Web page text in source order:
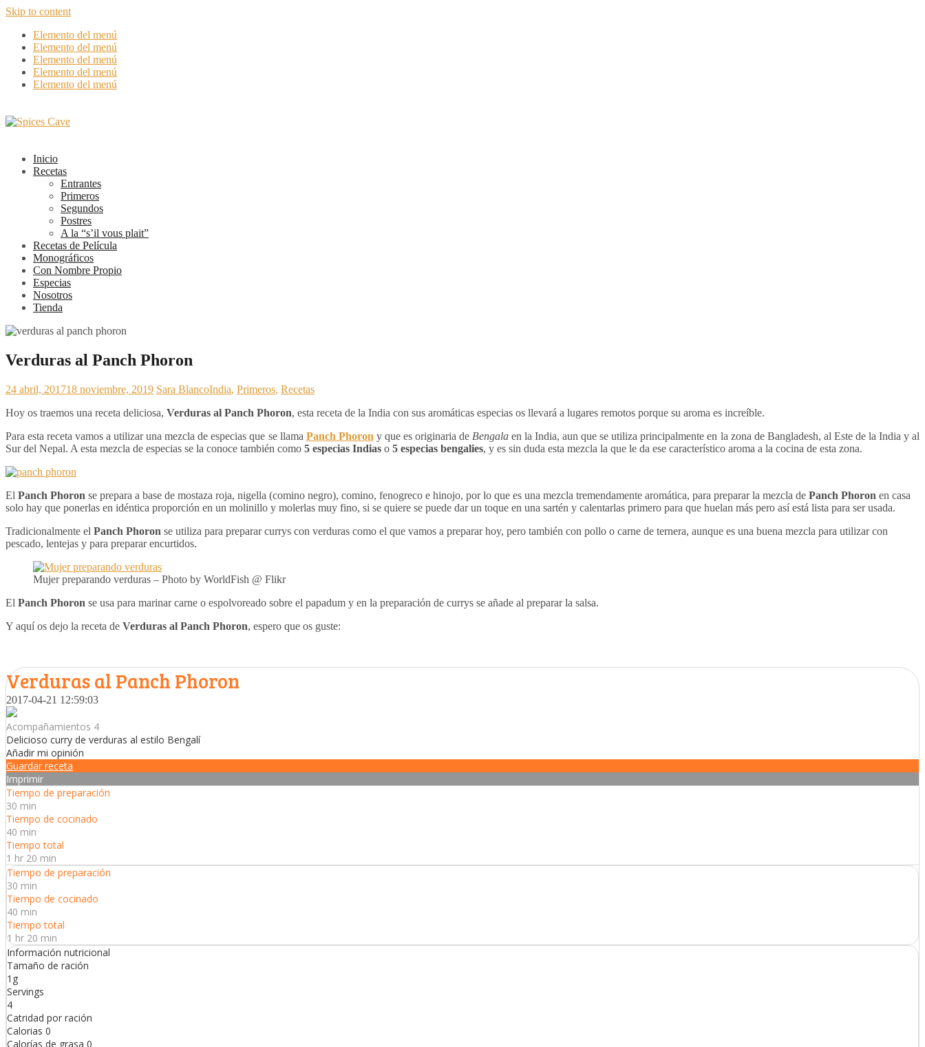
Skip to content
Elemento del menú
Elemento del menú
Elemento del menú
Elemento del menú
Elemento del menú
Inicio
Recetas
Entrantes
Primeros
Segundos
Postres
A la “s’il vous plait”
Recetas de Película
Monográficos
Con Nombre Propio
Especias
Nosotros
Tienda
Verduras al Panch Phoron
24 abril, 201718 noviembre, 2019 Sara BlancoIndia, Primeros, Recetas
Hoy os traemos una receta deliciosa, Verduras al Panch Phoron, esta receta de la India con sus aromáticas especias os llevará a lugares remotos porque su aroma es increíble.
Para esta receta vamos a utilizar una mezcla de especias que se llama Panch Phoron y que es originaria de Bengala en la India, aun que se utiliza principalmente en la zona de Bangladesh, al Este de la India y al
Sur del Nepal. A esta mezcla de especias se la conoce también como 5 especias Indias o 5 especias bengalies, y es sin duda esta mezcla la que le da ese característico aroma a la cocina de esta zona.
El Panch Phoron se prepara a base de mostaza roja, nigella (comino negro), comino, fenogreco e hinojo, por lo que es una mezcla tremendamente aromática, para preparar la mezcla de Panch Phoron en casa
solo hay que ponerlas en idéntica proporción en un molinillo y molerlas muy fino, si se quiere se puede dar un toque en una sartén y calentarlas primero para que huelan más pero así está lista para ser usada.
Tradicionalmente el Panch Phoron se utiliza para preparar currys con verduras como el que vamos a preparar hoy, pero también con pollo o carne de ternera, aunque es una buena mezcla para utilizar con
pescado, lentejas y para preparar encurtidos.
Mujer preparando verduras – Photo by WorldFish @ Flikr
El Panch Phoron se usa para marinar carne o espolvoreado sobre el papadum y en la preparación de currys se añade al preparar la salsa.
Y aquí os dejo la receta de Verduras al Panch Phoron, espero que os guste:
Verduras al Panch Phoron
2017-04-21 12:59:03
Acompañamientos 4
Delicioso curry de verduras al estilo Bengalí
Añadir mi opinión
Guardar receta
Imprimir
Tiempo de preparación
30 min
Tiempo de cocinado
40 min
Tiempo total
1 hr 20 min
Tiempo de preparación
30 min
Tiempo de cocinado
40 min
Tiempo total
1 hr 20 min
Información nutricional
Tamaño de ración
1g
Servings
4
Catridad por ración
Calorias 0
Calorías de grasa 0